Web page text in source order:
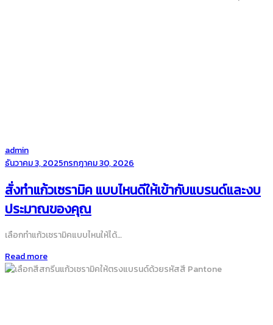
by
admin
Posted
ธันวาคม 3, 2025กรกฎาคม 30, 2026
สั่งทำแก้วเซรามิค แบบไหนดีให้เข้ากับแบรนด์และงบ
ประมาณของคุณ
เลือกทำแก้วเซรามิคแบบไหนให้ได้…
Read more